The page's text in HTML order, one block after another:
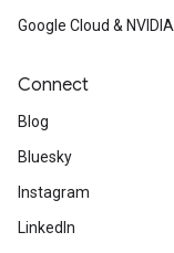
Google Cloud & NVIDIA
Connect
Blog
Bluesky
Instagram
LinkedIn